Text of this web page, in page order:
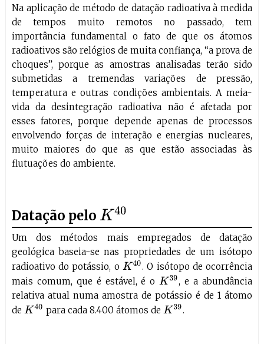
Na aplicação de método de datação radioativa à medida
de tempos muito remotos no passado, tem
importância fundamental o fato de que os átomos
radioativos são relógios de muita confiança, “a prova de
choques”, porque as amostras analisadas terão sido
submetidas a tremendas variações de pressão,
temperatura e outras condições ambientais. A meia-
vida da desintegração radioativa não é afetada por
esses fatores, porque depende apenas de processos
envolvendo forças de interação e energias nucleares,
muito maiores do que as que estão associadas às
flutuações do ambiente.
Datação pelo K40
Um dos métodos mais empregados de datação
geológica baseia-se nas propriedades de um isótopo
radioativo do potássio, o K40 . O isótopo de ocorrência
mais comum, que é estável, é o K39 , e a abundância
relativa atual numa amostra de potássio é de 1 átomo
de K40 para cada 8.400 átomos de K39 .